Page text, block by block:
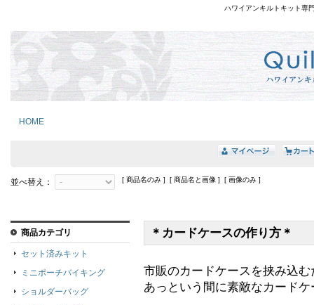
ハワイアンキルトキット専
HOME
並べ替え： [ 商品名のみ ] [ 商品名と画像 ] [ 画像のみ ]
＊カードケースの作り方＊
市販のカードケースを挟み込
あっという間に素敵なカード
商品カテゴリ
セット済みキット
ミニポーチバイキング
ショルダーバッグ